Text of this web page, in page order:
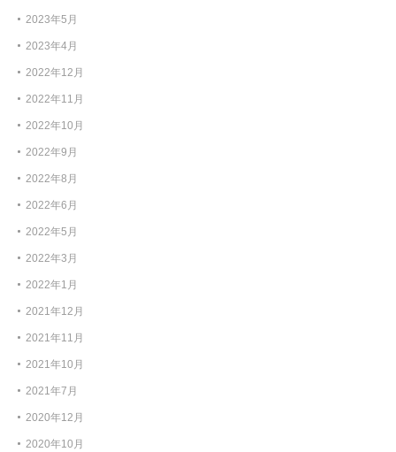
2023年5月
2023年4月
2022年12月
2022年11月
2022年10月
2022年9月
2022年8月
2022年6月
2022年5月
2022年3月
2022年1月
2021年12月
2021年11月
2021年10月
2021年7月
2020年12月
2020年10月